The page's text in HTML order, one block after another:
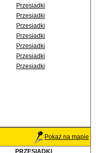
Przesiadki
Przesiadki
Przesiadki
Przesiadki
Przesiadki
Przesiadki
Przesiadki
Pokaż na mapie
PRZESIADKI